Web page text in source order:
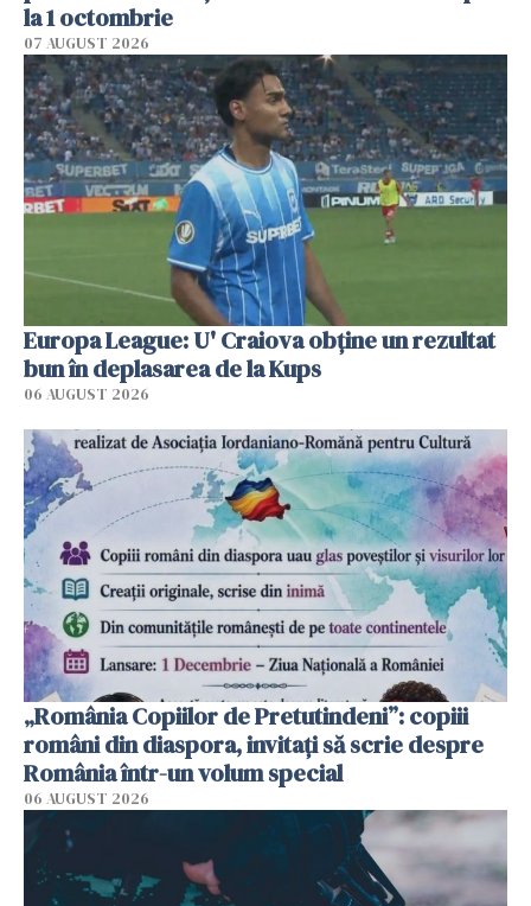
la 1 octombrie
07 AUGUST 2026
Europa League: U' Craiova obține un rezultat
bun în deplasarea de la Kups
06 AUGUST 2026
„România Copiilor de Pretutindeni”: copiii
români din diaspora, invitați să scrie despre
România într-un volum special
06 AUGUST 2026